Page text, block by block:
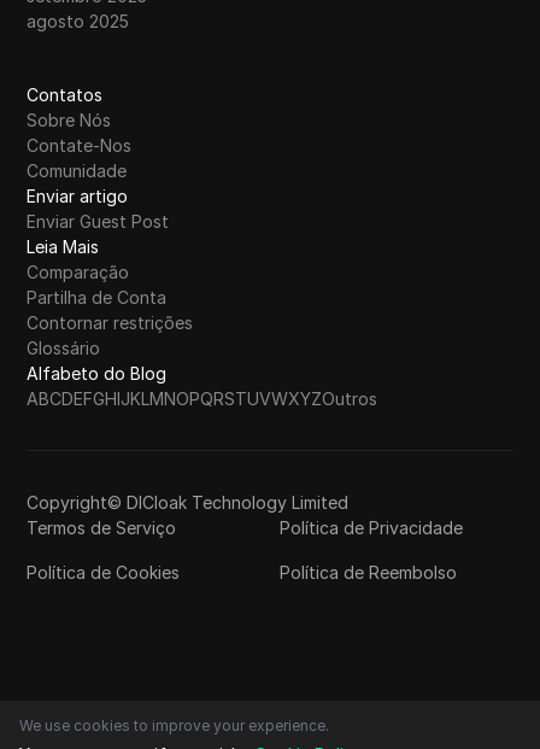
agosto 2025
Contatos
Sobre Nós
Contate-Nos
Comunidade
Enviar artigo
Enviar Guest Post
Leia Mais
Comparação
Partilha de Conta
Contornar restrições
Glossário
Alfabeto do Blog
ABCDEFGHIJKLMNOPQRSTUVWXYZOutros
Copyright© DICloak Technology Limited
Termos de Serviço
Política de Privacidade
Política de Cookies Política de Reembolso
We use cookies to improve your experience.